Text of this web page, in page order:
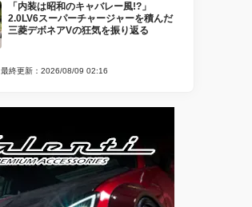
「内装は昭和のキャバレー風!?」
2.0LV6スーパーチャージャーを積んだ
三菱デボネアVの狂気を振り返る
最終更新：2026/08/09 02:16